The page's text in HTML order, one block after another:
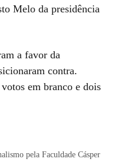
Melo da presidência
a favor da
contra.
em branco e dois
pela Faculdade Cásper